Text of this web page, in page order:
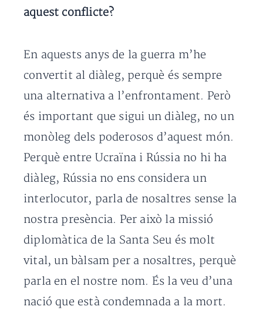
aquest conflicte?
En aquests anys de la guerra m’he
convertit al diàleg, perquè és sempre
una alternativa a l’enfrontament. Però
és important que sigui un diàleg, no un
monòleg dels poderosos d’aquest món.
Perquè entre Ucraïna i Rússia no hi ha
diàleg, Rússia no ens considera un
interlocutor, parla de nosaltres sense la
nostra presència. Per això la missió
diplomàtica de la Santa Seu és molt
vital, un bàlsam per a nosaltres, perquè
parla en el nostre nom. És la veu d’una
nació que està condemnada a la mort.